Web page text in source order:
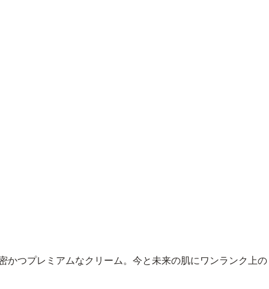
つプレミアムなクリーム。今と未来の肌にワンランク上の